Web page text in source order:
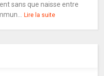
sans que naisse entre
Lire la suite